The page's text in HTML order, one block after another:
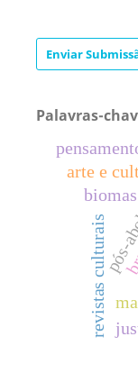
Enviar
Palavras-
arte e
revistas culturais
biomas